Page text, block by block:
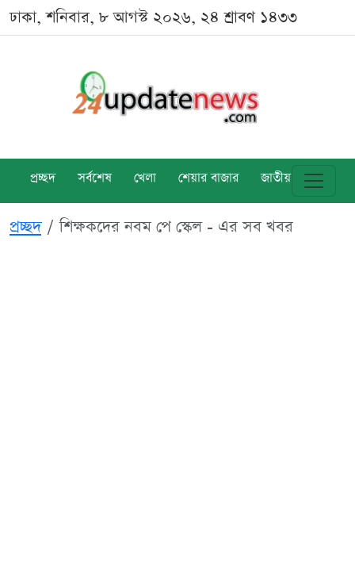
ঢাকা, শনিবার, ৮ আগস্ট ২০২৬, ২৪ শ্রাবণ ১৪৩৩
প্রচ্ছদ সর্বশেষ খেলা শেয়ার বাজার জাতীয় বিশ্ব
প্রচ্ছদ শিক্ষকদের নবম পে স্কেল - এর সব খবর